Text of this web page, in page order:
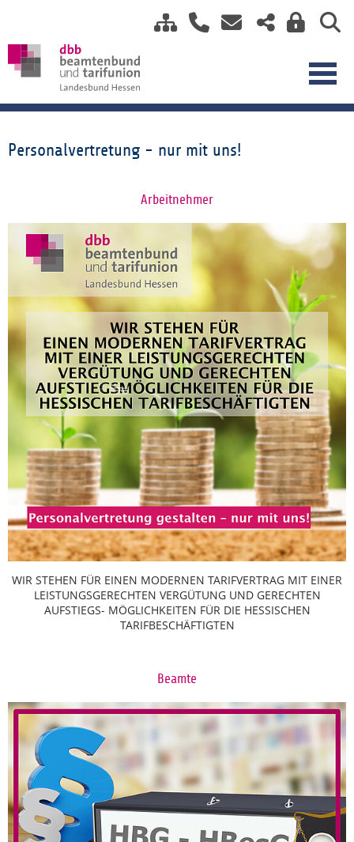
Personalvertretung - nur mit uns!
Arbeitnehmer
WIR STEHEN FÜR EINEN MODERNEN TARIFVERTRAG MIT EINER
LEISTUNGSGERECHTEN VERGÜTUNG UND GERECHTEN
AUFSTIEGS- MÖGLICHKEITEN FÜR DIE HESSISCHEN
TARIFBESCHÄFTIGTEN
Beamte